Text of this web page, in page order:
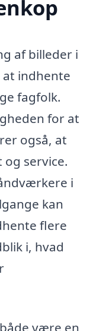
af billeder i
at indhente
fagfolk.
for at
også, at
service.
i
kan
flere
i, hvad
være en